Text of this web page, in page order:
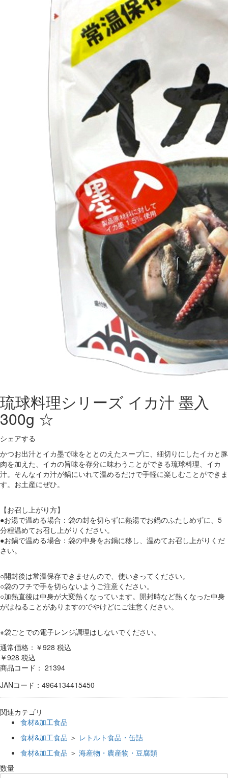
琉球料理シリーズ イカ汁 墨入
300g ☆
シェアする
かつお出汁とイカ墨で味をととのえたスープに、細切りにしたイカと豚
肉を加えた、イカの旨味を存分に味わうことができる琉球料理、イカ
汁。そんなイカ汁が鍋にいれて温めるだけで手軽に楽しむことができま
す。お土産にぜひ。
【お召し上がり方】
●お湯で温める場合：袋の封を切らずに熱湯でお鍋のふたしめずに、5
分程温めてお召し上がりください。
●お鍋で温める場合：袋の中身をお鍋に移し、温めてお召し上がりくだ
さい。
○開封後は常温保存できませんので、使いきってください。
○袋のフチで手を切らないようご注意ください。
○加熱直後は中身が大変熱くなっています。開封時など熱くなった中身
がはねることがありますのでやけどにご注意ください。
※袋ごとでの電子レンジ調理はしないでください。
通常価格：￥928 税込
￥928 税込
商品コード： 21394
JANコード：4964134415450
関連カテゴリ
食材&加工食品
食材&加工食品 ＞ レトルト食品・缶詰
食材&加工食品 ＞ 海産物・農産物・豆腐類
数量